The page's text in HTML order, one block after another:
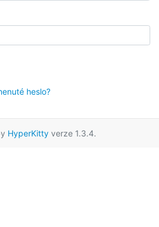
heslo?
HyperKitty verze 1.3.4.